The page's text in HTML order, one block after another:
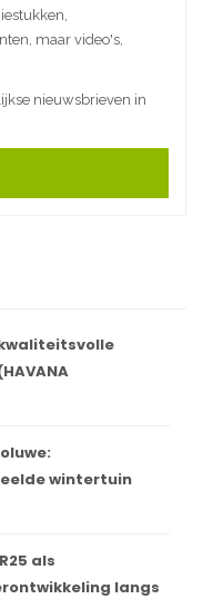
maar video's,
nieuwsbrieven in
kwaliteitsvolle
wintertuin
als
langs